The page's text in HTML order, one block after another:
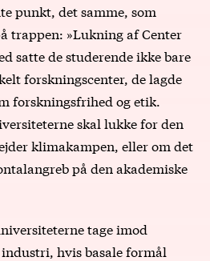
punkt, det samme, som
trappen: »Lukning af Center
satte de studerende ikke bare
forskningscenter, de lagde
forskningsfrihed og etik.
skal lukke for den
klimakampen, eller om det
på den akademiske
tage imod
hvis basale formål